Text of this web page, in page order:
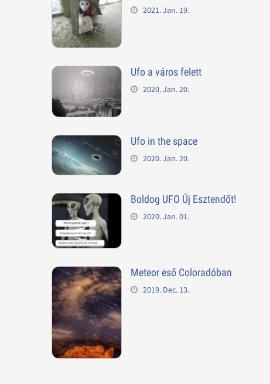
2021. Jan. 19.
Ufo a város felett
2020. Jan. 20.
Ufo in the space
2020. Jan. 20.
Boldog UFO Új Esztendőt!
2020. Jan. 01.
Meteor eső Coloradóban
2019. Dec. 13.